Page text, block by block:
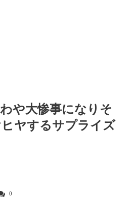
や大惨事になりそ
ヤするサプライズ
0